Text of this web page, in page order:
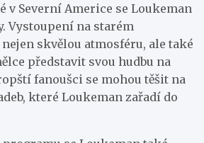
v Severní Americe se Loukeman
Vystoupení na starém
skvělou atmosféru, ale také
představit svou hudbu na
fanoušci se mohou těšit na
které Loukeman zařadí do